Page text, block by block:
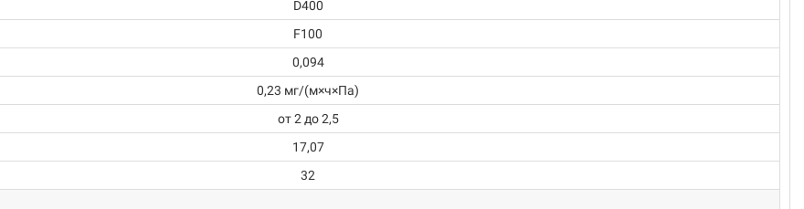
D400
F100
0,094
0,23 мг/(м×ч×Па)
от 2 до 2,5
17,07
32